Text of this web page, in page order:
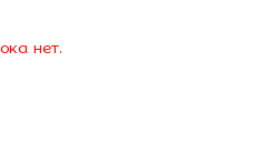
нет.